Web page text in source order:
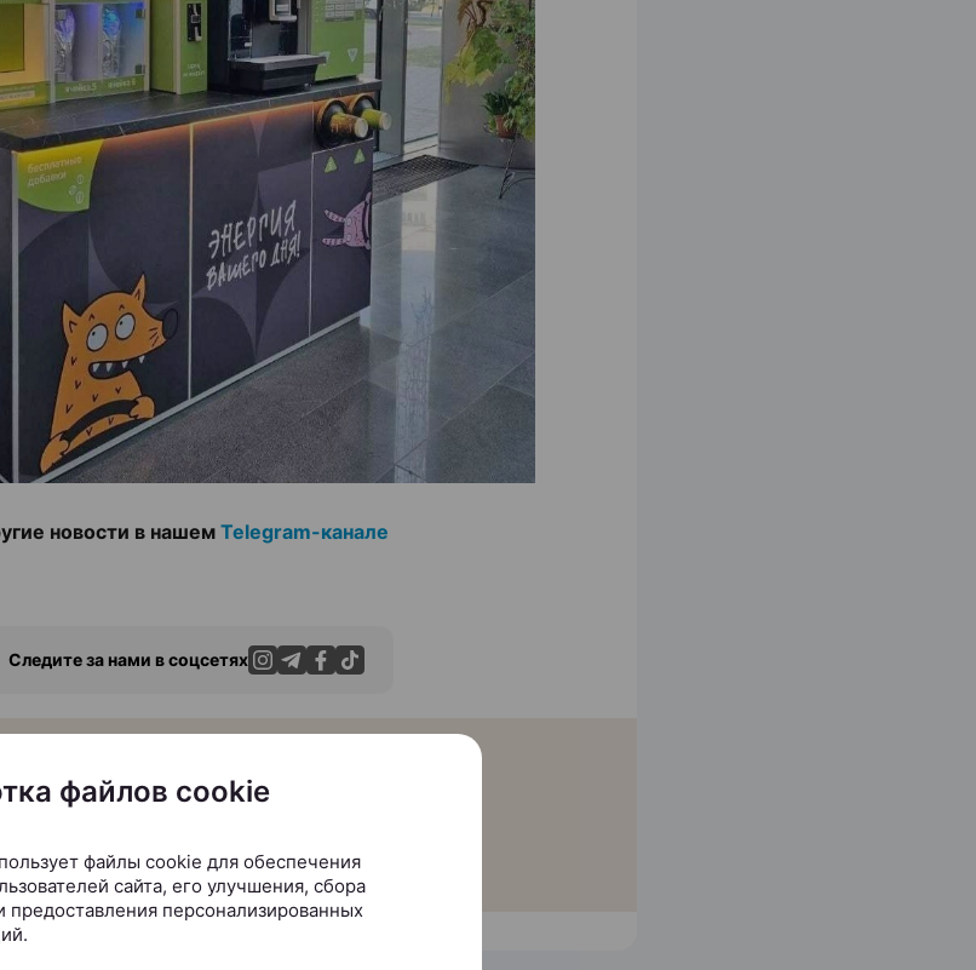
новости в нашем Telegram-канале
Следите за нами в соцсетях
файлов cookie
файлы cookie для обеспечения
сайта, его улучшения, сбора
предоставления персонализированных